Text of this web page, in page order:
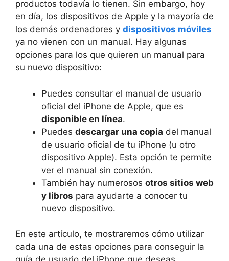
productos todavía lo tienen. Sin embargo, hoy
en día, los dispositivos de Apple y la mayoría de
los demás ordenadores y dispositivos móviles
ya no vienen con un manual. Hay algunas
opciones para los que quieren un manual para
su nuevo dispositivo:
Puedes consultar el manual de usuario
oficial del iPhone de Apple, que es
disponible en línea.
Puedes descargar una copia del manual
de usuario oficial de tu iPhone (u otro
dispositivo Apple). Esta opción te permite
ver el manual sin conexión.
También hay numerosos otros sitios web
y libros para ayudarte a conocer tu
nuevo dispositivo.
En este artículo, te mostraremos cómo utilizar
cada una de estas opciones para conseguir la